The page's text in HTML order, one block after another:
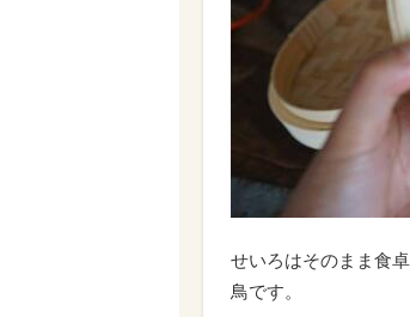
せいろはそのまま食
鳥です。